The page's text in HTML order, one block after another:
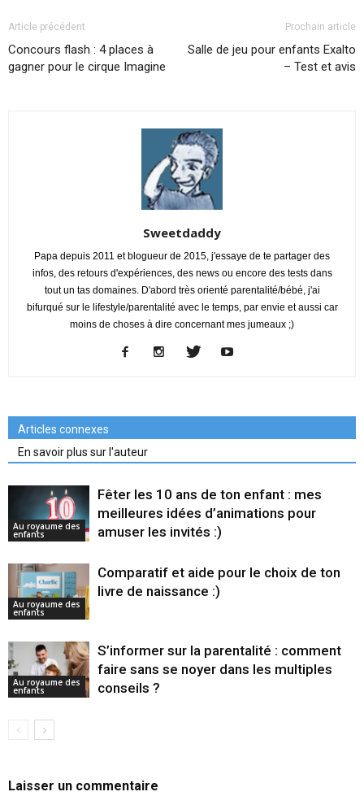
Article précédent
Concours flash : 4 places à
gagner pour le cirque Imagine
Prochain article
Salle de jeu pour enfants Exalto
– Test et avis
Sweetdaddy
Papa depuis 2011 et blogueur de 2015, j'essaye de te partager des
infos, des retours d'expériences, des news ou encore des tests dans
tout un tas domaines. D'abord très orienté parentalité/bébé, j'ai
bifurqué sur le lifestyle/parentalité avec le temps, par envie et aussi car
moins de choses à dire concernant mes jumeaux ;)
Articles connexes
En savoir plus sur l'auteur
Au royaume des
enfants
Fêter les 10 ans de ton enfant : mes
meilleures idées d’animations pour
amuser les invités :)
Au royaume des
enfants
Comparatif et aide pour le choix de ton
livre de naissance :)
Au royaume des
enfants
S’informer sur la parentalité : comment
faire sans se noyer dans les multiples
conseils ?
Laisser un commentaire